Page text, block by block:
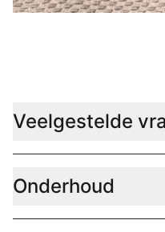
Veelgestelde
Onderhoud